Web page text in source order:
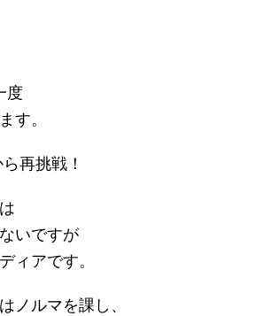
度
す。
再挑戦！
いですが
ィアです。
ノルマを課し、